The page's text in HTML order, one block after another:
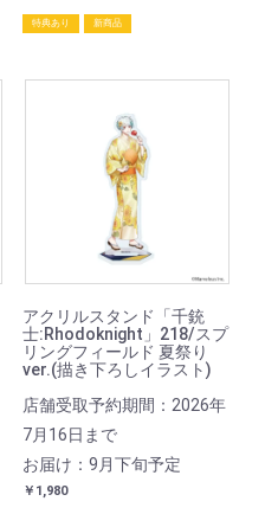
特典あり 新商品
アクリルスタンド「千銃
士:Rhodoknight」218/スプ
リングフィールド 夏祭り
ver.(描き下ろしイラスト)
店舗受取予約期間：2026年
7月16日まで
お届け：9月下旬予定
￥1,980